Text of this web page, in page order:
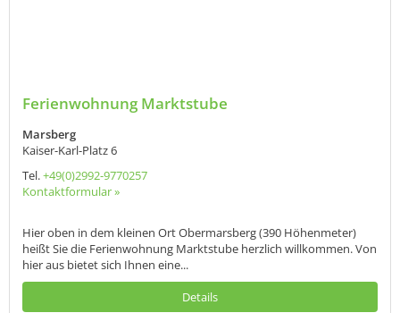
Ferienwohnung Marktstube
Marsberg
Kaiser-Karl-Platz 6
Tel.+49(0)2992-9770257
Kontaktformular »
Hier oben in dem kleinen Ort Obermarsberg (390 Höhenmeter)
heißt Sie die Ferienwohnung Marktstube herzlich willkommen. Von
hier aus bietet sich Ihnen eine...
Details